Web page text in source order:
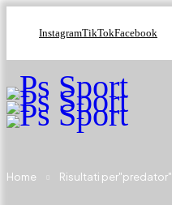
InstagramTikTokFacebook
Home Risultati per"predator"